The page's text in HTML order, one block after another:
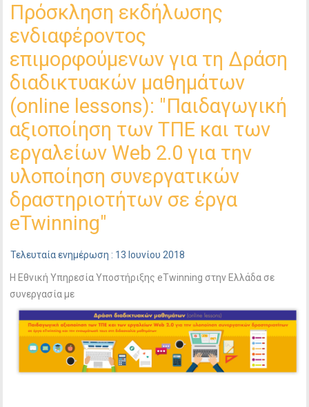
Πρόσκληση εκδήλωσης
ενδιαφέροντος
επιμορφούμενων για τη Δράση
διαδικτυακών μαθημάτων
(online lessons): "Παιδαγωγική
αξιοποίηση των ΤΠΕ και των
εργαλείων Web 2.0 για την
υλοποίηση συνεργατικών
δραστηριοτήτων σε έργα
eTwinning"
Τελευταία ενημέρωση : 13 Ιουνίου 2018
Η Εθνική Υπηρεσία Υποστήριξης eTwinning στην Ελλάδα σε
συνεργασία με